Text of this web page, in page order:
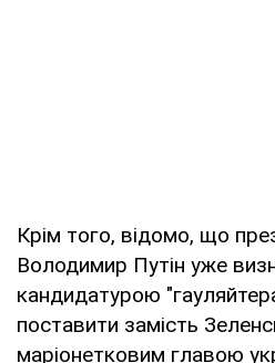
Крім того, відомо, що
Володимир Путін уже
кандидатурою
поставити замість
маріонетковим главою